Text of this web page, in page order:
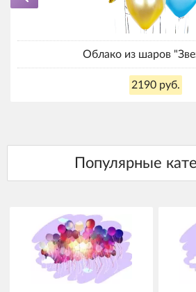
Облако из шаров
2190 руб.